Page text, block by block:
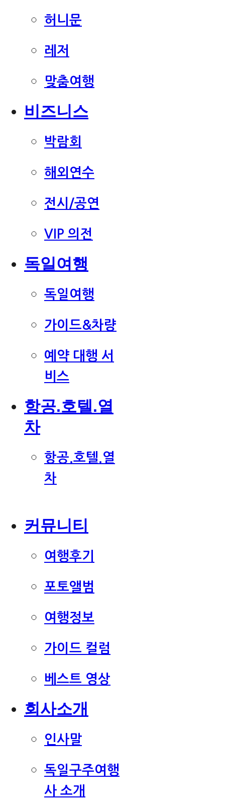
허니문
레저
맞춤여행
비즈니스
박람회
해외연수
전시/공연
VIP 의전
독일여행
독일여행
가이드&차량
예약 대행 서
비스
항공.호텔.열
차
항공.호텔.열
차
커뮤니티
여행후기
포토앨범
여행정보
가이드 컬럼
베스트 영상
회사소개
인사말
독일구주여행
사 소개